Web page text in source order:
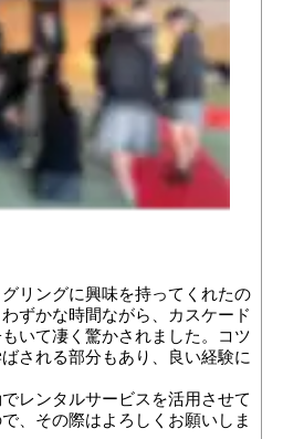
リングに興味を持ってくれたの
ずかな時間ながら、カスケード
いて凄く驚かされました。コツ
される部分もあり、良い経験に
レンタルサービスを活用させて
、その際はよろしくお願いしま